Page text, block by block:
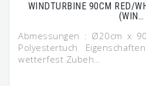
WINDTURBINE 90CM RED/
(WIN…
Abmessungen : Ø20cm x
Polyestertuch
wetterfest Zubeh…